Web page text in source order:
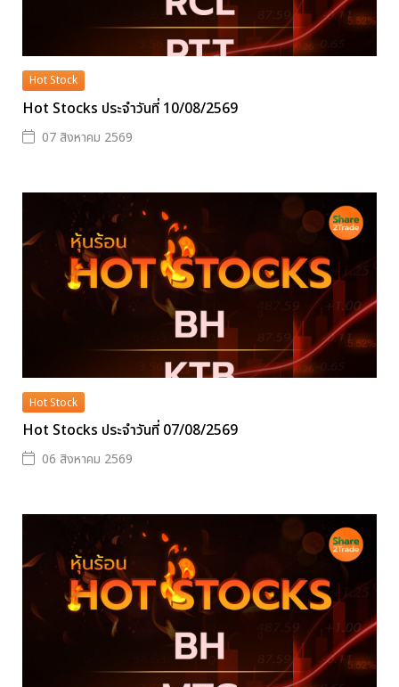
Hot Stock
Hot Stocks ประจำวันที่ 10/08/2569
07 สิงหาคม 2569
Hot Stock
Hot Stocks ประจำวันที่ 07/08/2569
06 สิงหาคม 2569